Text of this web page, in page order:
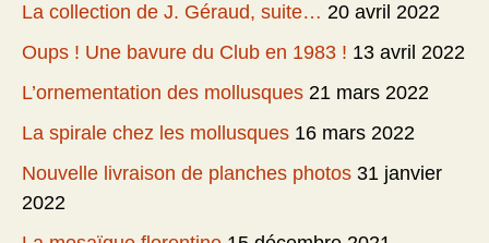
La collection de J. Géraud, suite… 20 avril 2022
Oups ! Une bavure du Club en 1983 ! 13 avril 2022
L’ornementation des mollusques 21 mars 2022
La spirale chez les mollusques 16 mars 2022
Nouvelle livraison de planches photos 31 janvier
2022